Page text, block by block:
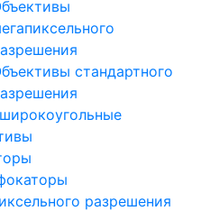
стандартного
разрешения